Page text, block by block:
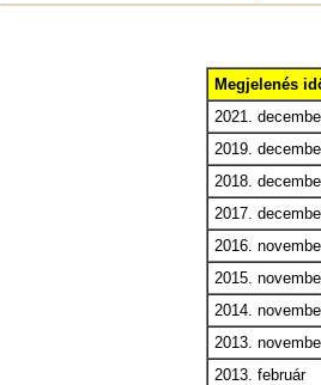
Megjelenés
2021.
2019.
2018.
2017.
2016.
2015.
2014.
2013.
2013. február